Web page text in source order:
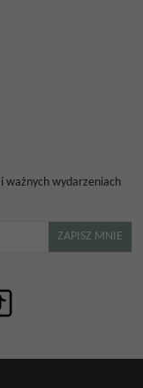
ważnych wydarzeniach